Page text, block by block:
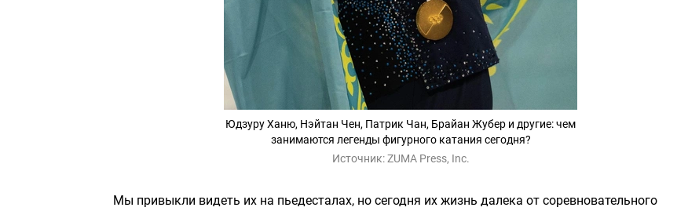
Юдзуру Ханю, Нэйтан Чен, Патрик Чан, Брайан Жубер и другие: чем
занимаются легенды фигурного катания сегодня?
Источник:ZUMA Press, Inc.
Мы привыкли видеть их на пьедесталах, но сегодня их жизнь далека от соревновательного